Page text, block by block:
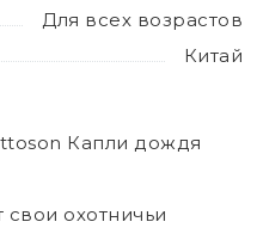
Для всех возрастов
Китай
Капли дождя
охотничьи